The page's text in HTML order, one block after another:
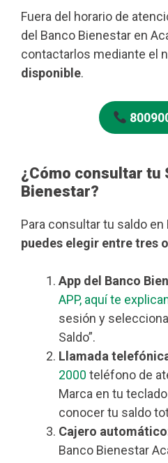
Fuera del horario de
del Banco Bienestar en
contactarlos mediante el
disponible.
¿Cómo consultar tu
Bienestar?
Para consultar tu saldo en
puedes elegir entre tres
App del Banco
APP, aquí te
sesión y
Saldo”.
Llamada
2000 teléfono de
Marca en tu
conocer tu saldo
Cajero
Banco Bienestar